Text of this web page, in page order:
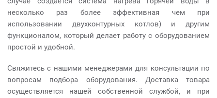
несколько раз более эффективная чем при
использовании двухконтурных котлов) и другим
функционалом, который делает работу с оборудованием
простой и удобной.
Свяжитесь с нашими менеджерами для консультации по
вопросам подбора оборудования. Доставка товара
осуществляется нашей собственной службой, и при